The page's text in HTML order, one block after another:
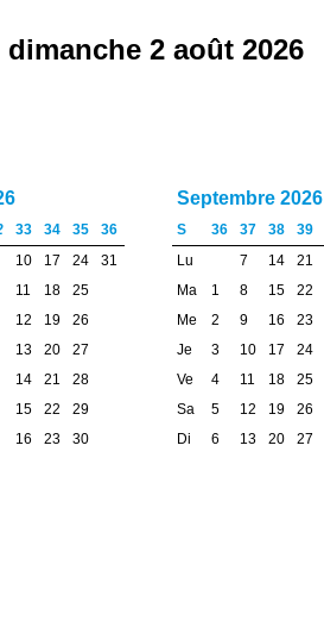
2 août 2026
33 34 35
36
10 17 24
31
11 18
25
12 19
26
13 20
27
14 21
28
15 22
29
16 23 30
Septembre 2026
S 36 37 38 39
Lu
7 14 21
Ma
1 8 15 22
Me
2 9 16 23
Je
3 10 17
24
Ve
4 11 18
25
Sa
5 12 19
26
Di
6 13 20 27